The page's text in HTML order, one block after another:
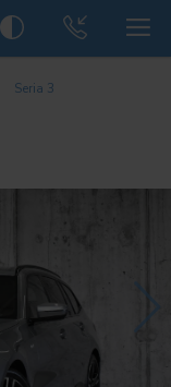
Seria 3